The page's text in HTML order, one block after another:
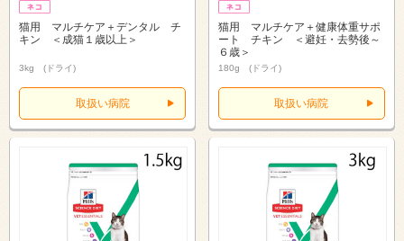
猫用 マルチケア＋デンタル チ
キン ＜成猫１歳以上＞
3kg (ドライ)
取扱い病院
猫用 マルチケア＋健康体重サポ
ート チキン ＜避妊・去勢後～
６歳＞
180g (ドライ)
取扱い病院